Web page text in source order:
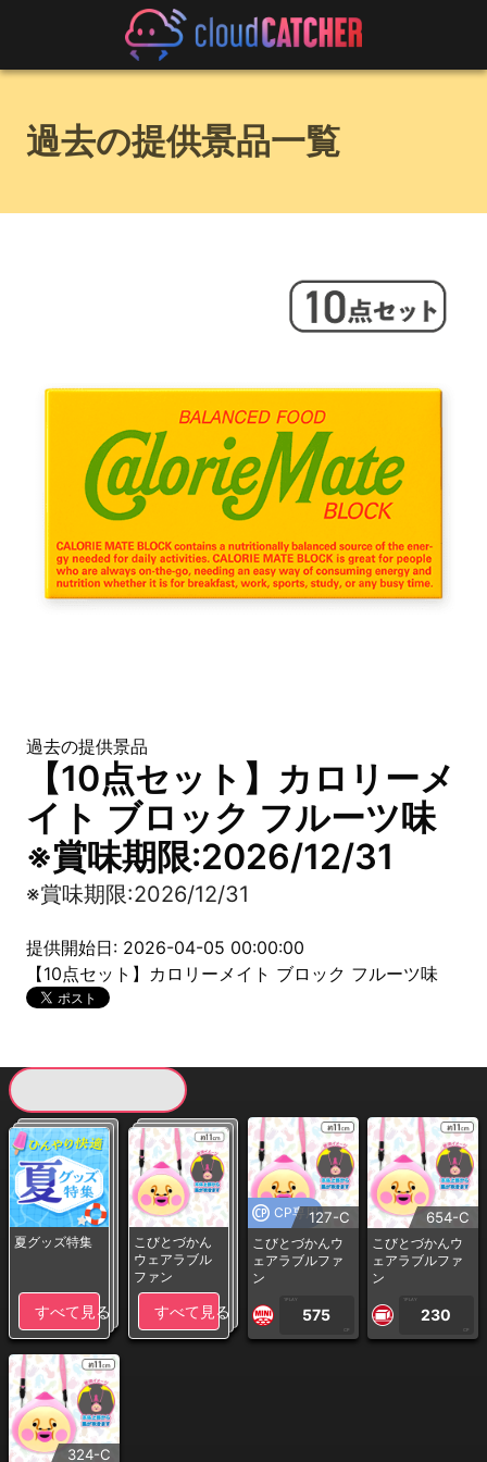
過去の提供景品一覧
過去の提供景品
【10点セット】カロリーメ
イト ブロック フルーツ味
※賞味期限:2026/12/31
※賞味期限:2026/12/31
提供開始日: 2026-04-05 00:00:00
【10点セット】カロリーメイト ブロック フルーツ味
夏グッズ特集
すべて見る
こびとづかん
ウェアラブル
ファン
すべて見る
CP専用127-C
こびとづかんウ
ェアラブルファ
ン
1PLAY
575
CP
654-C
こびとづかんウ
ェアラブルファ
ン
1PLAY
230
CP
324-C